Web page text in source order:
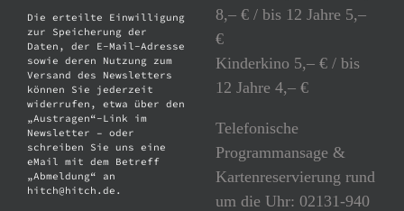
Die erteilte Einwilligung
zur Speicherung der
Daten, der E-Mail-Adresse
sowie deren Nutzung zum
Versand des Newsletters
können Sie jederzeit
widerrufen, etwa über den
„Austragen“-Link im
Newsletter – oder
schreiben Sie uns eine
eMail mit dem Betreff
„Abmeldung“ an
hitch@hitch.de.
8,– € / bis 12 Jahre 5,–
€
Kinderkino 5,– € / bis
12 Jahre 4,– €
Telefonische
Programmansage &
Kartenreservierung rund
um die Uhr: 02131-940